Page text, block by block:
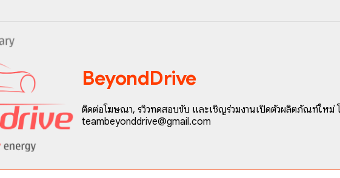
BeyondDrive
ติดต่อโฆษณา, รีวิวทดสอบขับ และเชิญร่วมงานเปิดตัวผลิตภัณฑ์ใหม่
teambeyonddrive@gmail.com